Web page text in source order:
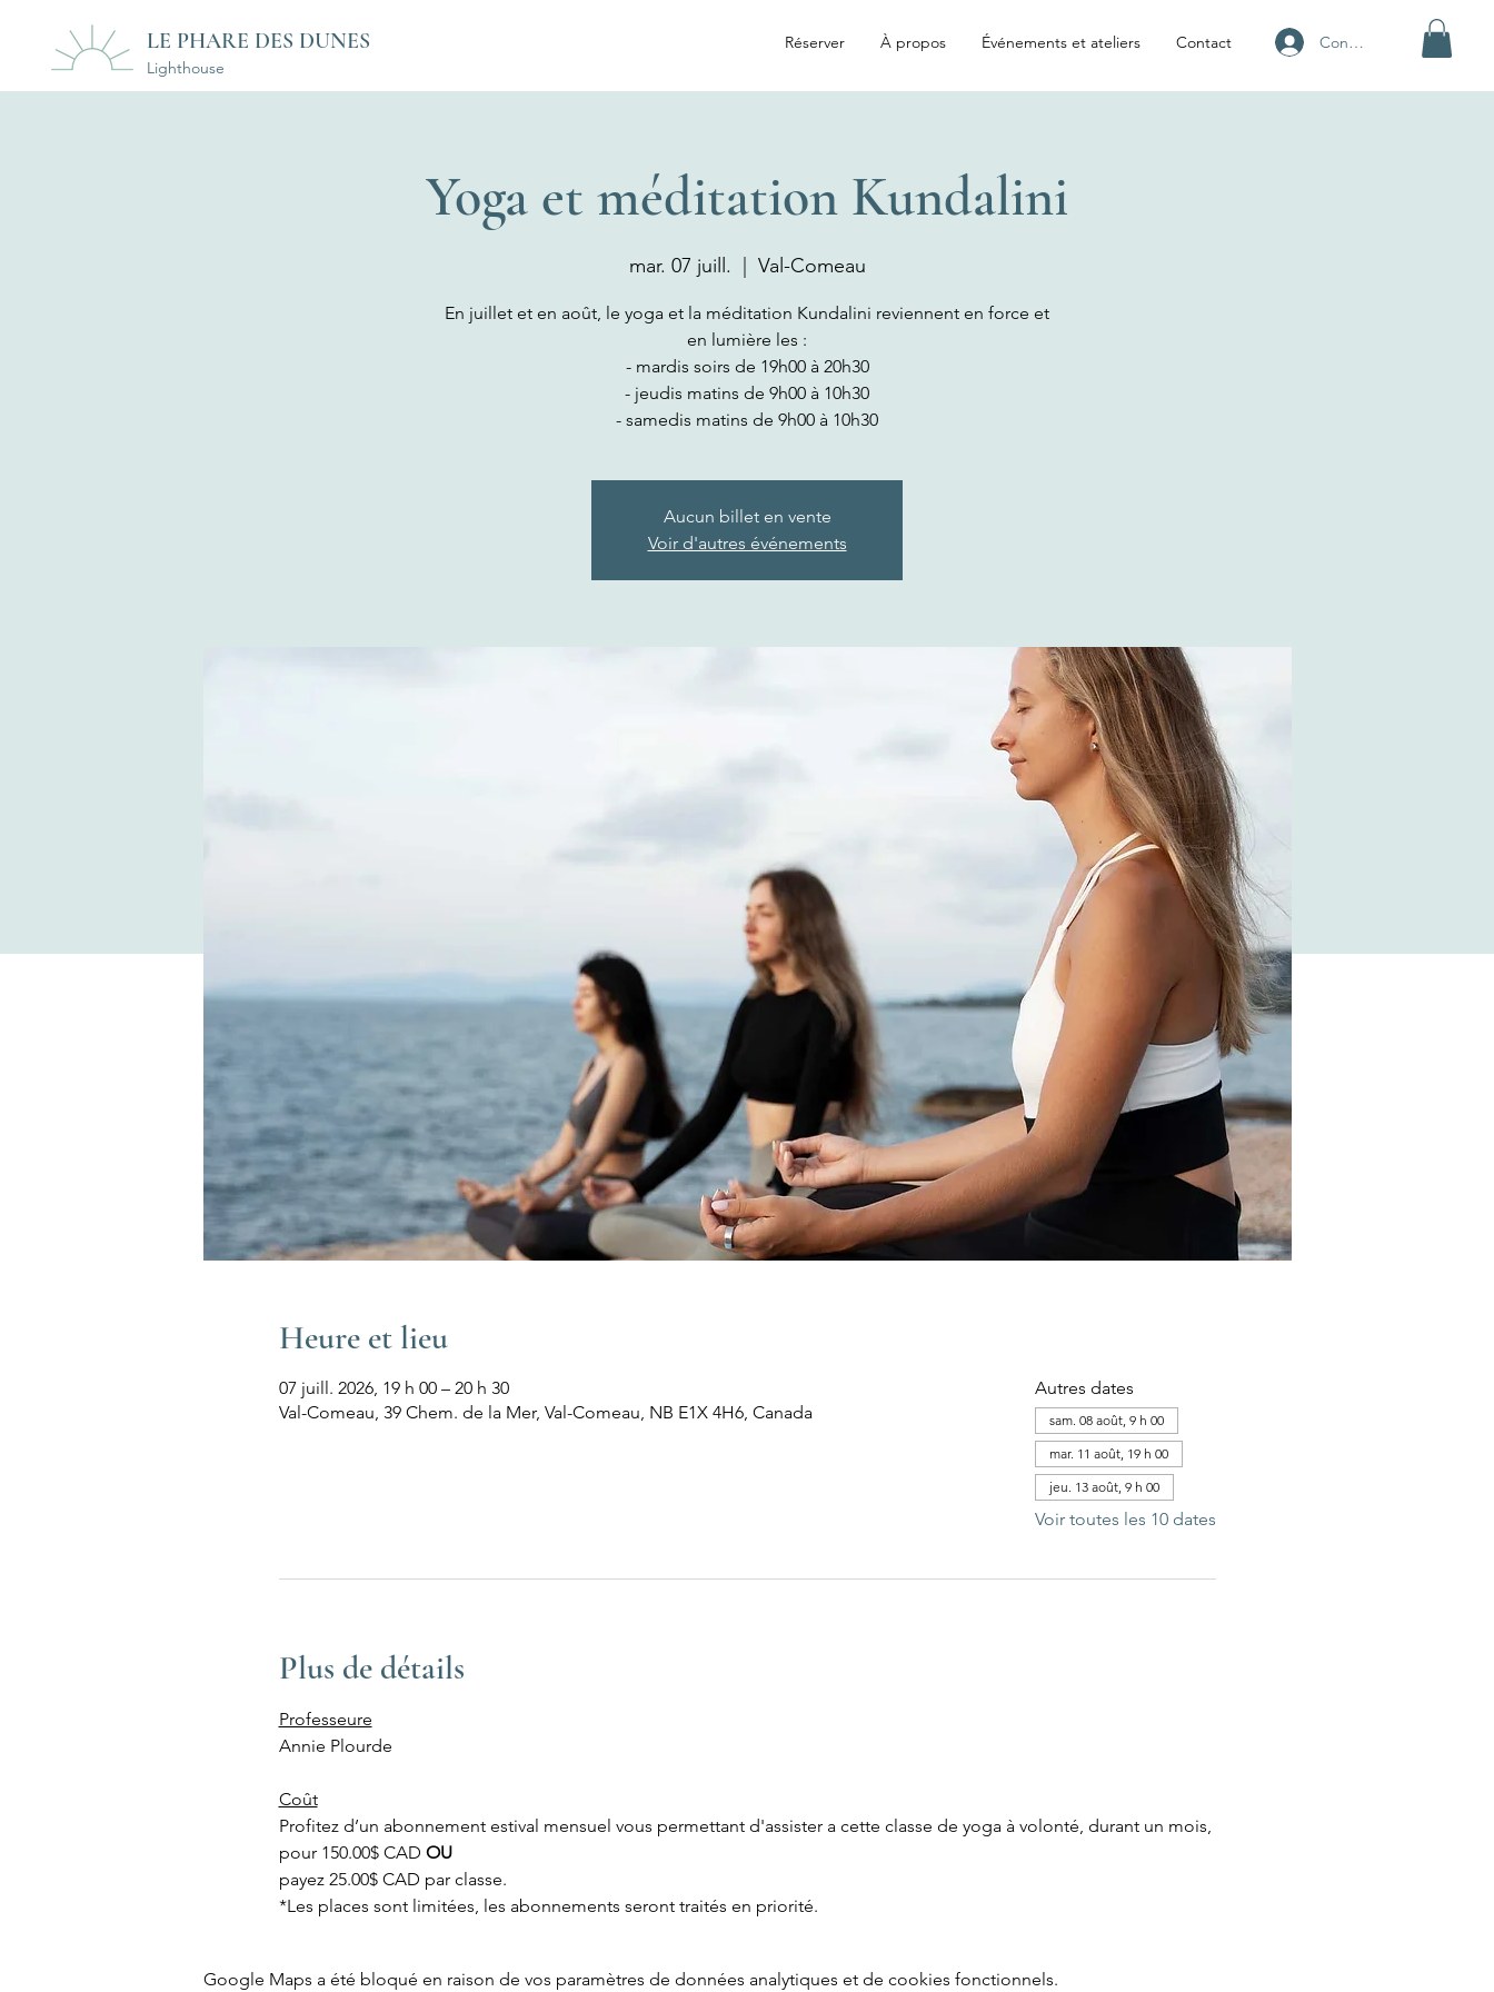
LE PHARE DES DUNES
Lighthouse
Réserver À propos Événements et ateliers Contact Connexion
Yoga et méditation Kundalini
mar. 07 juill. Val-Comeau
En juillet et en août, le yoga et la méditation Kundalini reviennent en force et
en lumière les :
- mardis soirs de 19h00 à 20h30
- jeudis matins de 9h00 à 10h30
- samedis matins de 9h00 à 10h30
Aucun billet en vente
Voir d'autres événements
Heure et lieu
07 juill. 2026, 19 h 00 – 20 h 30
Val-Comeau, 39 Chem. de la Mer, Val-Comeau, NB E1X 4H6, Canada
Autres dates
sam. 08 août, 9 h 00
mar. 11 août, 19 h 00
jeu. 13 août, 9 h 00
Voir toutes les 10 dates
Plus de détails
Professeure
Annie Plourde
Coût
Profitez d’un abonnement estival mensuel vous permettant d'assister a cette classe de yoga à volonté, durant un mois,
pour 150.00$ CAD OU
payez 25.00$ CAD par classe.
*Les places sont limitées, les abonnements seront traités en priorité.
Google Maps a été bloqué en raison de vos paramètres de données analytiques et de cookies fonctionnels.